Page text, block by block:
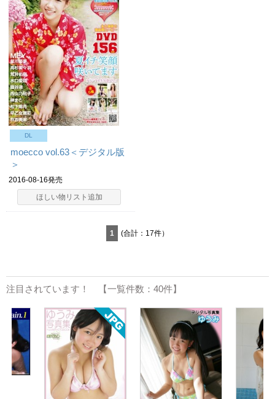
DL
moecco vol.63＜デジタル版
＞
2016-08-16発売
ほしい物リスト追加
1 (合計：17件）
注目されています！ 【一覧件数：40件】